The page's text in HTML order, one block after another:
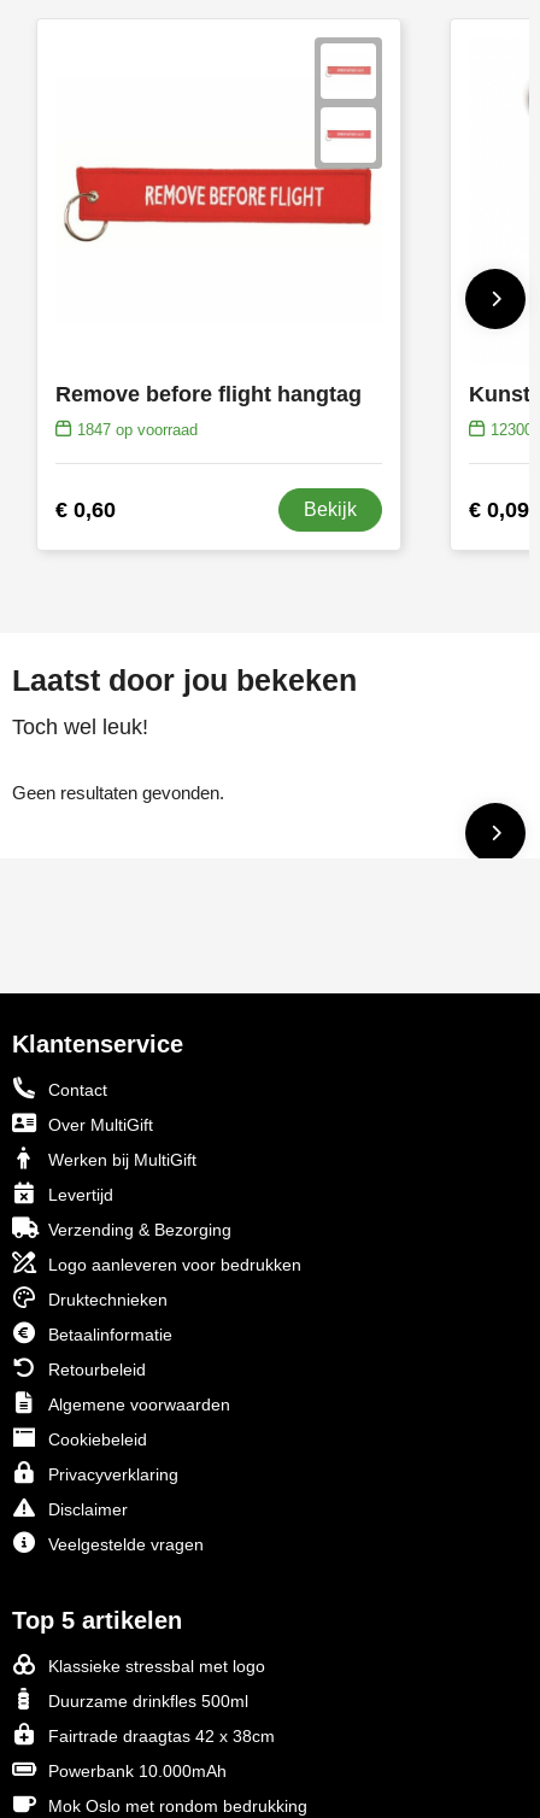
Waterman
Remove before flight hangtag
1847op voorraad
€ 0,60 Bekijk
12300
€ 0,09
Laatst door jou bekeken
Toch wel leuk!
Geen resultaten gevonden.
Klantenservice
Contact
Over MultiGift
Werken bij MultiGift
Levertijd
Verzending & Bezorging
Logo aanleveren voor bedrukken
Druktechnieken
Betaalinformatie
Retourbeleid
Algemene voorwaarden
Cookiebeleid
Privacyverklaring
Disclaimer
Veelgestelde vragen
Top 5 artikelen
Klassieke stressbal met logo
Duurzame drinkfles 500ml
Fairtrade draagtas 42 x 38cm
Powerbank 10.000mAh
Mok Oslo met rondom bedrukking